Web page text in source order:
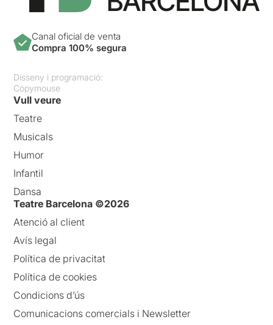
Canal oficial de venta
Compra 100% segura
Disseny i programació:
Copymouse
Vull veure
Teatre
Musicals
Humor
Infantil
Dansa
Teatre Barcelona ©2026
Atenció al client
Avís legal
Política de privacitat
Política de cookies
Condicions d’ús
Comunicacions comercials i Newsletter